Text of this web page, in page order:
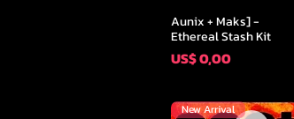
Snel overzicht
Aunix + Maks] -
Ethereal Stash Kit
Prijs
US$ 0,00
New Arrival